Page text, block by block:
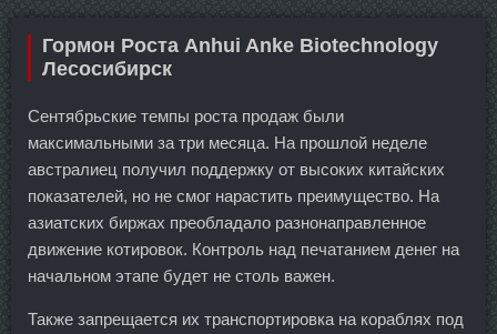
Гормон Роста Anhui Anke Biotechnology
Лесосибирск
Сентябрьские темпы роста продаж были
максимальными за три месяца. На прошлой неделе
австралиец получил поддержку от высоких китайских
показателей, но не смог нарастить преимущество. На
азиатских биржах преобладало разнонаправленное
движение котировок. Контроль над печатанием денег на
начальном этапе будет не столь важен.
Также запрещается их транспортировка на кораблях под